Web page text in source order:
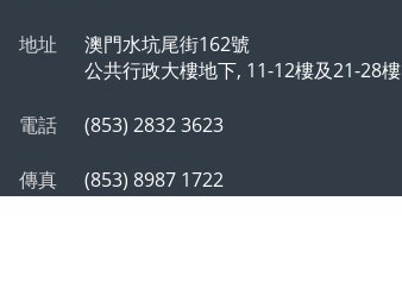
地址
澳門水坑尾街162號
公共行政大樓地下, 11-12樓及21-28樓
電話 (853) 2832 3623
傳真 (853) 8987 1722